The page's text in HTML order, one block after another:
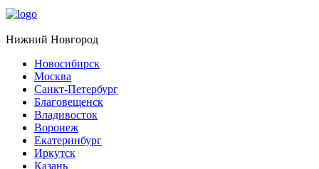
Нижний Новгород
Новосибирск
Москва
Санкт-Петербург
Благовещенск
Владивосток
Воронеж
Екатеринбург
Иркутск
Казань